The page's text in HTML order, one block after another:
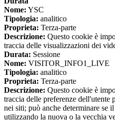
Nome: YSC
Tipologia: analitico
Proprieta: Terza-parte
Descrizione: Questo cookie è
traccia delle visualizzazioni dei
Durata: Sessione
Nome: VISITOR_INFO1_LIVE
Tipologia: analitico
Proprieta: Terza-parte
Descrizione: Questo cookie è
traccia delle preferenze
nei siti; può anche determinare se
utilizzando la nuova o la vecchia